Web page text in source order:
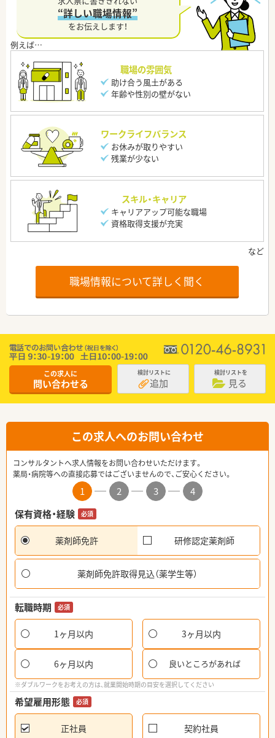
“詳しい職場情報”
をお伝えします！
職場の雰囲気
助け合う風土がある
年齢や性別の壁がない
ワークライフバランス
お休みが取りやすい
残業が少ない
スキル・キャリア
キャリアアップ可能な職場
資格取得支援が充実
職場情報について詳しく聞く
この求人に
問い合わせる
検討リストに
追加
検討リストを
見る
この求人へのお問い合わせ
コンサルタントへ求人情報をお問い合わせいただけます。
薬局・病院等への直接応募ではございませんので、ご安心ください。
1 2 3
4
保有資格・経験
必須
薬剤師免許 研修認定薬剤師
薬剤師免許取得見込（薬学生等）
転職時期 必須
1ヶ月以内 3ヶ月以内
6ヶ月以内 良いところがあれば
※ダブルワークをお考えの方は、就業開始時期の目安を選択してください
希望雇用形態 必須
正社員 契約社員